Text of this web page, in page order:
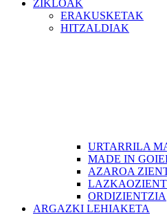
ZIKLOAK
ERAKUSKETAK
HITZALDIAK
URTARRILA
MADE IN
AZAROA
ORDIZIENTZIA
ARGAZKI LEHIAKETA